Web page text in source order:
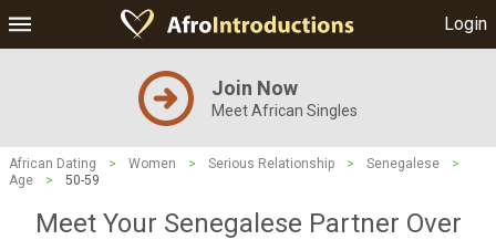
Login
Join Now
Meet African Singles
African Dating > Women > Serious Relationship > Senegalese
>
Age
> 50-59
Meet Your Senegalese Partner Over